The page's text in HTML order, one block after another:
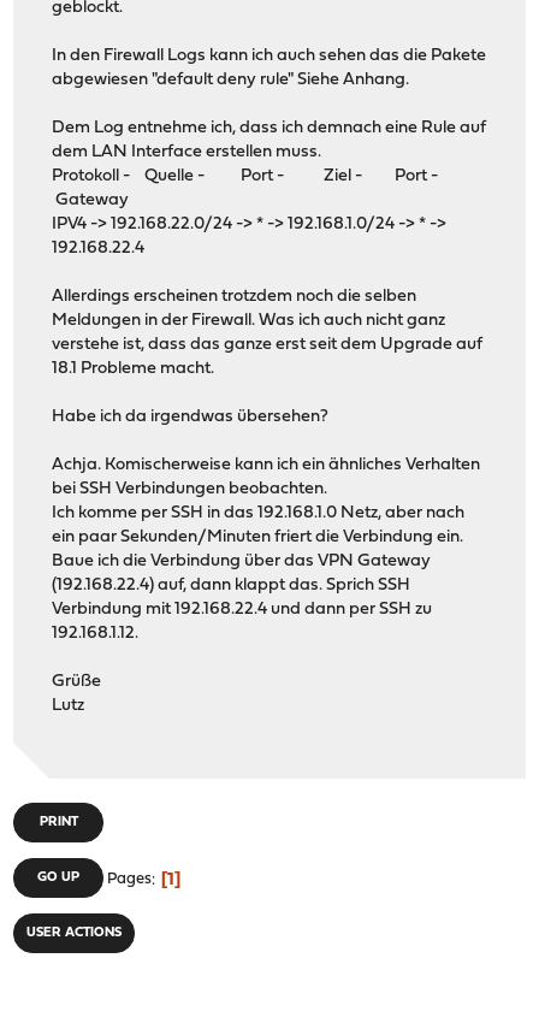
geblockt.
In den Firewall Logs kann ich auch sehen das die Pakete
abgewiesen "default deny rule" Siehe Anhang.
Dem Log entnehme ich, dass ich demnach eine Rule auf
dem LAN Interface erstellen muss.
Protokoll - Quelle - Port - Ziel - Port -
Gateway
IPV4 -> 192.168.22.0/24 -> * -> 192.168.1.0/24 -> * ->
192.168.22.4
Allerdings erscheinen trotzdem noch die selben
Meldungen in der Firewall. Was ich auch nicht ganz
verstehe ist, dass das ganze erst seit dem Upgrade auf
18.1 Probleme macht.
Habe ich da irgendwas übersehen?
Achja. Komischerweise kann ich ein ähnliches Verhalten
bei SSH Verbindungen beobachten.
Ich komme per SSH in das 192.168.1.0 Netz, aber nach
ein paar Sekunden/Minuten friert die Verbindung ein.
Baue ich die Verbindung über das VPN Gateway
(192.168.22.4) auf, dann klappt das. Sprich SSH
Verbindung mit 192.168.22.4 und dann per SSH zu
192.168.1.12.
Grüße
Lutz
PRINT
GO UP Pages 1
USER ACTIONS